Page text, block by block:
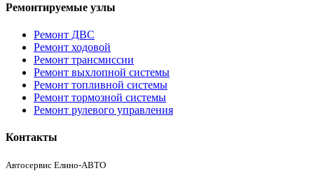
Ремонтируемые узлы
Ремонт ДВС
Ремонт ходовой
Ремонт трансмиссии
Ремонт выхлопной системы
Ремонт топливной системы
Ремонт тормозной системы
Ремонт рулевого управления
Контакты
Автосервис Елино-АВТО